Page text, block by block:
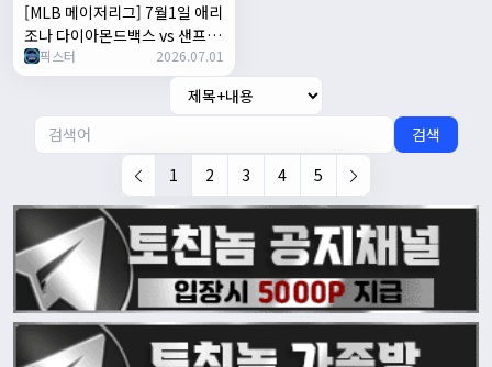
[MLB 메이저리그] 7월1일 애리
조나 다이아몬드백스 vs 샌프란
시스코 자이언츠 | 스포츠 분석
무료 중계 토친놈
픽스터 2026.07.01
검색
1
2 3 4 5